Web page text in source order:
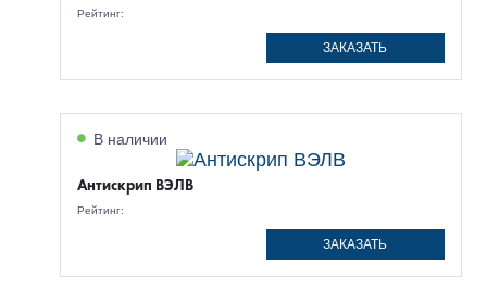
Рейтинг:
ЗАКАЗАТЬ
В наличии
Антискрип ВЭЛВ
Рейтинг:
ЗАКАЗАТЬ